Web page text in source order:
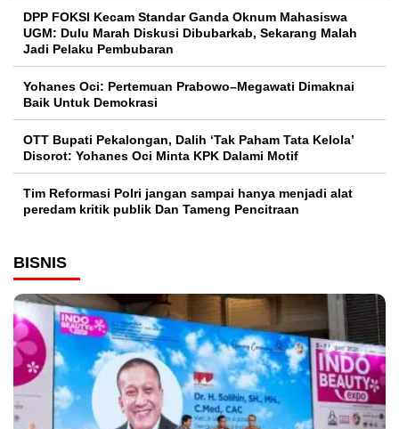
DPP FOKSI Kecam Standar Ganda Oknum Mahasiswa
UGM: Dulu Marah Diskusi Dibubarkab, Sekarang Malah
Jadi Pelaku Pembubaran
Yohanes Oci: Pertemuan Prabowo–Megawati Dimaknai
Baik Untuk Demokrasi
OTT Bupati Pekalongan, Dalih ‘Tak Paham Tata Kelola’
Disorot: Yohanes Oci Minta KPK Dalami Motif
Tim Reformasi Polri jangan sampai hanya menjadi alat
peredam kritik publik Dan Tameng Pencitraan
BISNIS